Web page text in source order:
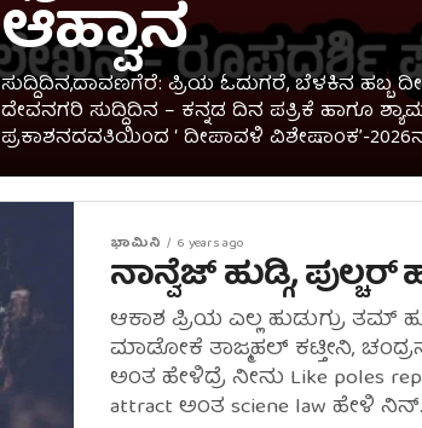
ಆಹ್ವಾನ
ಸುದ್ದಿದಿನ,ದಾವಣಗೆರೆ: ಪ್ರಿಯ ಓದುಗರೆ, ಬೆಳಕಿನ ಹಬ್ಬ
ದೇವನಗರಿ ಸುದ್ದಿದಿನ – ಕನ್ನಡ ದಿನ ಪತ್ರಿಕೆ ಹಾಗೂ
ಪ್ರಕಾಶನದವತಿಯಿಂದ ‘ ದೀಪಾವಳಿ ವಿಶೇಷಾಂಕ’-
ಭಾಮಿನಿ 6 years ago
ನಾನ್ವೆಜ್ ಹುಡ್ಗಿ, ಪುಲ್ಚರ್
ಆಕಾಶ ಪ್ರಿಯ ಎಲ್ಲ ಹುಡುಗ್ರು ತಮ್
ಮಾಡೋಕೆ ತಾಜ್ಮಹಲ್ ಕಟ್ತೀನಿ,
ಅಂತ ಹೇಳಿದ್ರೆ ನೀನು Like poles
attract ಅಂತ sciene law ಹೇಳಿ